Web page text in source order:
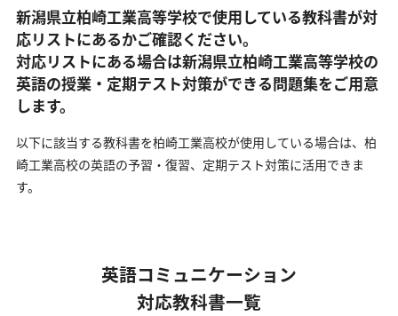
新潟県立柏崎工業高等学校で使用している教科書が対
応リストにあるかご確認ください。
対応リストにある場合は新潟県立柏崎工業高等学校の
英語の授業・定期テスト対策ができる問題集をご用意
します。
以下に該当する教科書を柏崎工業高校が使用している場合は、 柏
崎工業高校の英語の予習・復習、定期テスト対策に活用できま
す。
英語コミュニケーション
対応教科書一覧